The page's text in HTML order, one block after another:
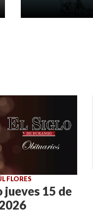
FLORES
15 de